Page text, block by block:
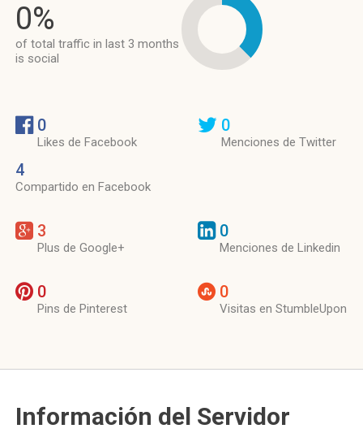
0%
of total traffic in last 3 months
is social
0
Likes de Facebook
4
Compartido en Facebook
0
Menciones de Twitter
3
Plus de Google+
0
Menciones de Linkedin
0
Pins de Pinterest
0
Visitas en StumbleUpon
Información del Servidor